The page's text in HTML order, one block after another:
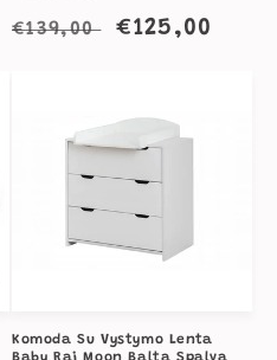
Įprasta
€139,00
Išpardavimo
€125,00
Komoda Su Vystymo Lenta
Baby Raj Moon Balta Spalva